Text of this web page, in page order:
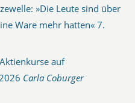
»Die Leute sind über
Ware mehr hatten« 7.
auf
Carla Coburger